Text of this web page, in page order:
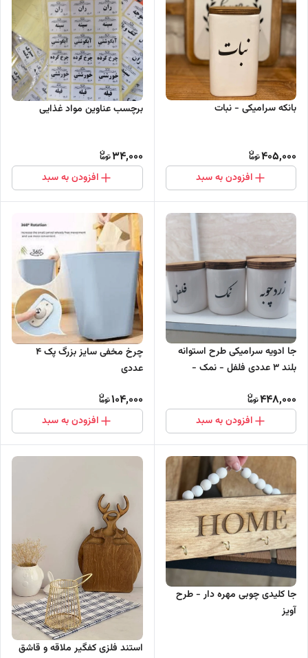
بانکه سرامیکی - نبات
405,000
افزودن به سبد
برچسب عناوین مواد غذایی
34,000
افزودن به سبد
جا ادویه سرامیکی طرح استوانه
بلند 3 عددی فلفل - نمک -
448,000
افزودن به سبد
چرخ مخفی سایز بزرگ پک 4
عددی
104,000
افزودن به سبد
جا کلیدی چوبی مهره دار - طرح
آویز
استند فلزی کفگیر ملاقه و قاشق